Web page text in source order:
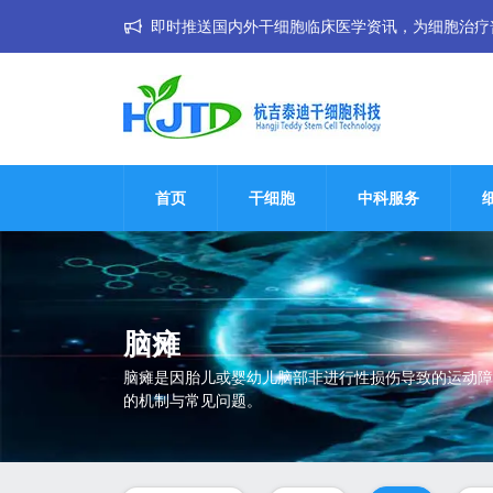
即时推送国内外干细胞临床医学资讯，为细胞治
首页 干细胞 中科服务
脑瘫
脑瘫是因胎儿或婴幼儿脑部非进行性损伤导致的运动
的机制与常见问题。